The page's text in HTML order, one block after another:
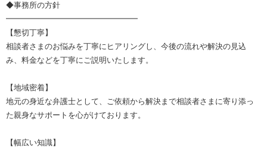
◆事務所の方針
━━━━━━━━━━━━━━━━━
【懇切丁寧】
相談者さまのお悩みを丁寧にヒアリングし、今後の流れや解決の見込
み、料金などを丁寧にご説明いたします。
【地域密着】
地元の身近な弁護士として、ご依頼から解決まで相談者さまに寄り添っ
た親身なサポートを心がけております。
【幅広い知識】